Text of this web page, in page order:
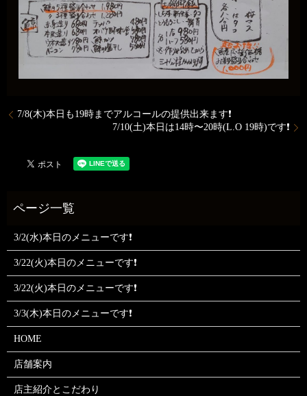
7/8(木)本日も19時までアルコールの提供出来ます❗
7/10(土)本日は14時〜20時(L.O 19時)です❗
3/2(水)本日のメニューです❗
3/22(火)本日のメニューです❗
3/22(火)本日のメニューです❗
3/3(木)本日のメニューです❗
HOME
店舗案内
店主紹介とこだわり